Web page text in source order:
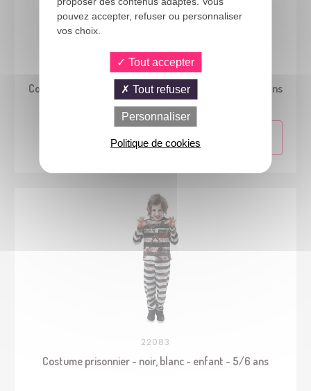
23563
Costume diable avec poche à bonbons - enfant - 3/4 ans
22083
Costume prisonnier - noir, blanc - enfant - 5/6 ans
pouvez accepter, refuser ou personnaliser
vos choix.
Tout accepter
Tout refuser
Personnaliser
Politique de cookies